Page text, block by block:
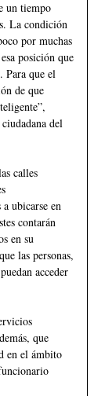
un tiempo
La condición
por muchas
posición que
Para que el
de que
del
calles
ubicarse en
contarán
en su
las personas,
acceder
que
en el ámbito